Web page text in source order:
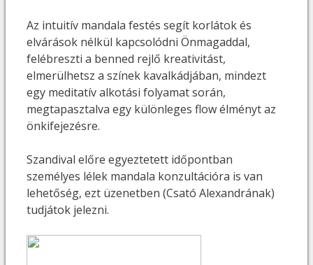
Az intuitív mandala festés segít korlátok és
elvárások nélkül kapcsolódni Önmagaddal,
felébreszti a benned rejlő kreativitást,
elmerülhetsz a színek kavalkádjában, mindezt
egy meditatív alkotási folyamat során,
megtapasztalva egy különleges flow élményt az
önkifejezésre.
Szandival előre egyeztetett időpontban
személyes lélek mandala konzultációra is van
lehetőség, ezt üzenetben (Csató Alexandrának)
tudjátok jelezni.